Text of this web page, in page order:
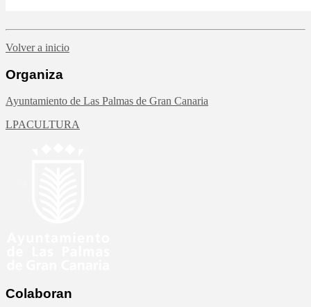
Volver a inicio
Organiza
Ayuntamiento de Las Palmas de Gran Canaria
LPACULTURA
Colaboran